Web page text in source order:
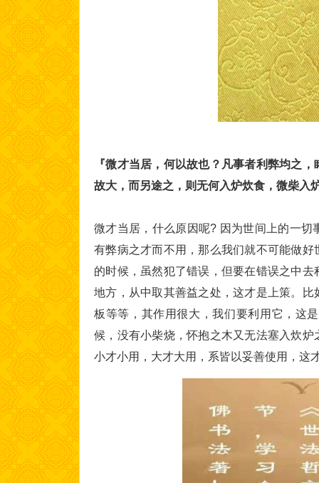
『微才当居，何以故也？凡事者利弊均之
故大，而另途之，则无何入炉炊食，微柴入
微才当居，什么原因呢? 因为世间上的一
有弊病之才而不用，那么我们就不可能做
的时候，虽然犯了错误，但要在错误之中
地方，从中取其善益之处，这才是上策。
板等等，其作用很大，我们要利用它，这
候，没有小柴烧，怀抱之木又无法塞入炊
小才小用，大才大用，系皆以妥善使用，这